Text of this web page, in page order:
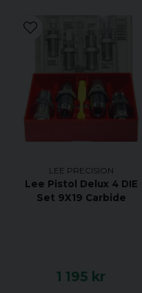
LEE PRECISION
Lee Pistol Delux 4 DIE
Set 9X19 Carbide
1 195 kr